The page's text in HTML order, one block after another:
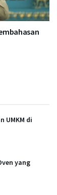
UMKM di
yang